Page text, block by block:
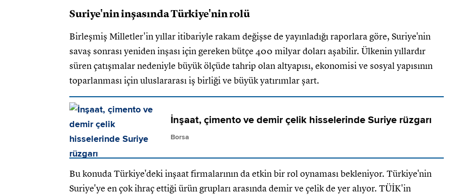
Suriye'nin inşasında Türkiye'nin rolü
Birleşmiş Milletler'in yıllar itibariyle rakam değişse de yayınladığı raporlara göre, Suriye'nin
savaş sonrası yeniden inşası için gereken bütçe 400 milyar doları aşabilir. Ülkenin yıllardır
süren çatışmalar nedeniyle büyük ölçüde tahrip olan altyapısı, ekonomisi ve sosyal yapısının
toparlanması için uluslararası iş birliği ve büyük yatırımlar şart.
İnşaat, çimento ve demir çelik hisselerinde Suriye rüzgarı
Borsa
Bu konuda Türkiye'deki inşaat firmalarının da etkin bir rol oynaması bekleniyor. Türkiye'nin
Suriye'ye en çok ihraç ettiği ürün grupları arasında demir ve çelik de yer alıyor. TÜİK'in